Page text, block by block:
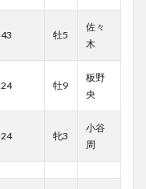
43 牡5
佐々
木
24 牡9
板野
央
24 牝3
小谷
周